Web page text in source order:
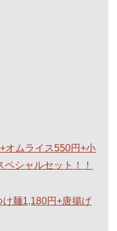
オムライス550円+小
シャルセット！！
麺1,180円+唐揚げ